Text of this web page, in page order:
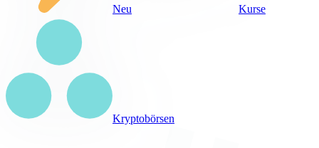
Neu Kurse
Kryptobörsen